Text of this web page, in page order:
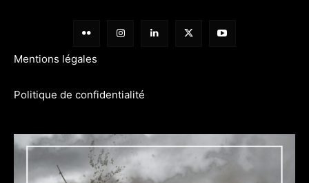
Mentions légales
Politique de confidentialité